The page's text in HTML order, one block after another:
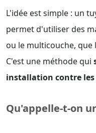
L'idée est simple : un
permet d'utiliser des
ou le multicouche,
C'est une méthode qui
installation contre
Qu'appelle-t-on